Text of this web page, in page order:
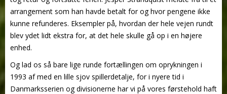
arrangement som han havde betalt for og hvor pengene ikke
kunne refunderes. Eksempler på, hvordan der hele vejen rundt
blev ydet lidt ekstra for, at det hele skulle gå op i en højere
enhed.
Og lad os så bare lige runde fortællingen om oprykningen i
1993 af med en lille sjov spillerdetalje, for i nyere tid i
Danmarksserien og divisionerne har vi på vores førstehold haft